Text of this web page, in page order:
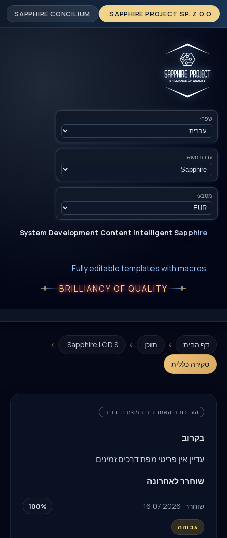
SAPPHIRE PROJECT SP. Z O.O.
SAPPHIRE CONCILIUM
שפה:
ערכת נושא:
מטבע:
Sapphire
Intelligent
Content
Development
System
Fully editable templates with macros
BRILLIANCY OF QUALITY
דף הבית › תוכן ›
Sapphire I.C.D.S.
›
סקירה כללית
העדכונים האחרונים במפת הדרכים
בקרוב
עדיין אין פריטי מפת דרכים זמינים.
שוחרר לאחרונה
שוחרר · 16.07.2026 100%
גבוהה